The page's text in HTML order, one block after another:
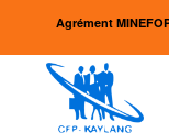
Agrément